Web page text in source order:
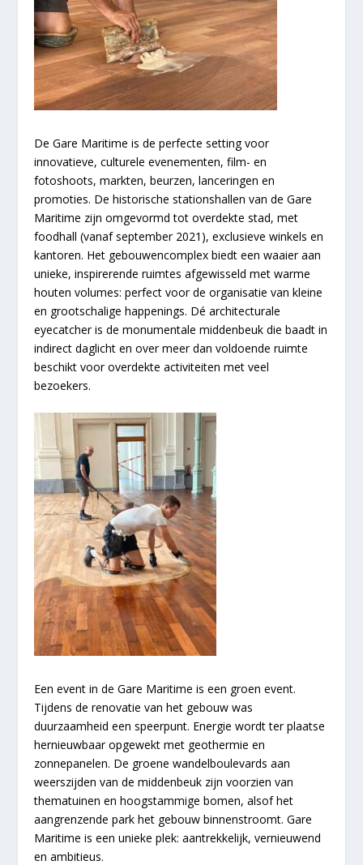
De Gare Maritime is de perfecte setting voor
innovatieve, culturele evenementen, film- en
fotoshoots, markten, beurzen, lanceringen en
promoties. De historische stationshallen van de Gare
Maritime zijn omgevormd tot overdekte stad, met
foodhall (vanaf september 2021), exclusieve winkels en
kantoren. Het gebouwencomplex biedt een waaier aan
unieke, inspirerende ruimtes afgewisseld met warme
houten volumes: perfect voor de organisatie van kleine
en grootschalige happenings. Dé architecturale
eyecatcher is de monumentale middenbeuk die baadt in
indirect daglicht en over meer dan voldoende ruimte
beschikt voor overdekte activiteiten met veel
bezoekers.
Een event in de Gare Maritime is een groen event.
Tijdens de renovatie van het gebouw was
duurzaamheid een speerpunt. Energie wordt ter plaatse
hernieuwbaar opgewekt met geothermie en
zonnepanelen. De groene wandelboulevards aan
weerszijden van de middenbeuk zijn voorzien van
thematuinen en hoogstammige bomen, alsof het
aangrenzende park het gebouw binnenstroomt. Gare
Maritime is een unieke plek: aantrekkelijk, vernieuwend
en ambitieus.